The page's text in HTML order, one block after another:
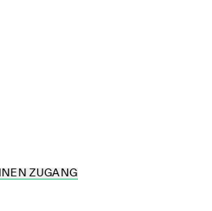
ZUGANG